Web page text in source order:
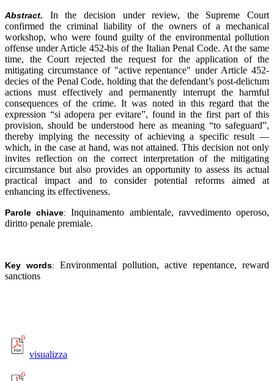
Abstract. In the decision under review, the Supreme Court
confirmed the criminal liability of the owners of a mechanical
workshop, who were found guilty of the environmental pollution
offense under Article 452-bis of the Italian Penal Code. At the same
time, the Court rejected the request for the application of the
mitigating circumstance of "active repentance" under Article 452-
decies of the Penal Code, holding that the defendant’s post-delictum
actions must effectively and permanently interrupt the harmful
consequences of the crime. It was noted in this regard that the
expression “si adopera per evitare”, found in the first part of this
provision, should be understood here as meaning “to safeguard”,
thereby implying the necessity of achieving a specific result —
which, in the case at hand, was not attained. This decision not only
invites reflection on the correct interpretation of the mitigating
circumstance but also provides an opportunity to assess its actual
practical impact and to consider potential reforms aimed at
enhancing its effectiveness.
Parole chiave:Inquinamento ambientale, ravvedimento operoso,
diritto penale premiale.
Key words: Environmental pollution, active repentance, reward
sanctions
visualizza